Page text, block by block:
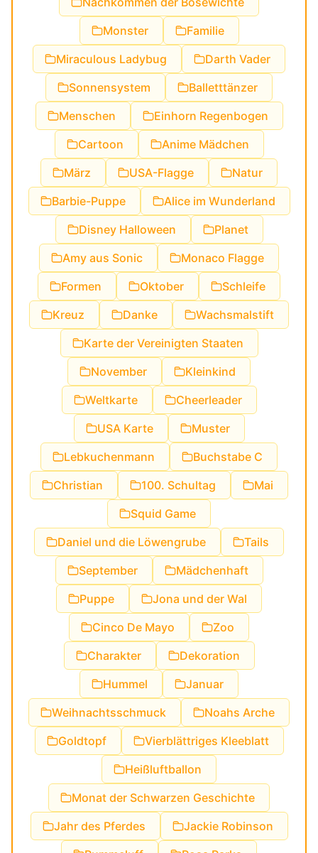
Monster
Familie
Miraculous Ladybug
Darth Vader
Sonnensystem
Balletttänzer
Menschen
Einhorn Regenbogen
Cartoon
Anime Mädchen
März
USA-Flagge
Natur
Barbie-Puppe
Alice im Wunderland
Disney Halloween
Planet
Amy aus Sonic
Monaco Flagge
Formen
Oktober
Schleife
Kreuz
Danke
Wachsmalstift
Karte der Vereinigten Staaten
November
Kleinkind
Weltkarte
Cheerleader
USA Karte
Muster
Lebkuchenmann
Buchstabe C
Christian
100. Schultag
Mai
Squid Game
Daniel und die Löwengrube
Tails
September
Mädchenhaft
Puppe
Jona und der Wal
Cinco De Mayo
Zoo
Charakter
Dekoration
Hummel
Januar
Weihnachtsschmuck
Noahs Arche
Goldtopf
Vierblättriges Kleeblatt
Heißluftballon
Monat der Schwarzen Geschichte
Jahr des Pferdes
Jackie Robinson